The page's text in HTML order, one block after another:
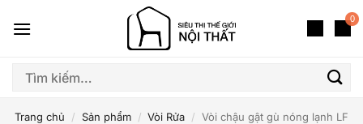
qua
dung
0
Tìm
Trang chủ / Sản phẩm / Vòi Rửa / Vòi chậu gật gù nóng lạnh LF